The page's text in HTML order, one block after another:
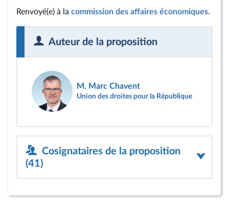
Renvoyé(e) à la commission des affaires économiques.
Auteur de la proposition
M. Marc Chavent
Union des droites pour la République
Cosignataires de la proposition
(41)